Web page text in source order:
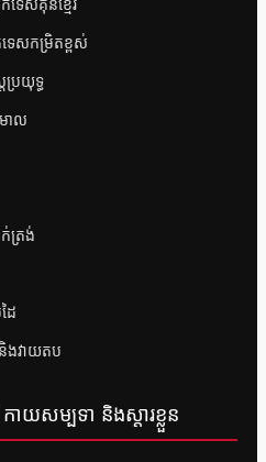
ទេសគុនខ្មែរ
េសកម្រិតខ្ពស់
រយុទ្ធ
ោល
ត្រង់
ៃ
ងវាយតប
ាយសម្បទា និងស្តារខ្លួន